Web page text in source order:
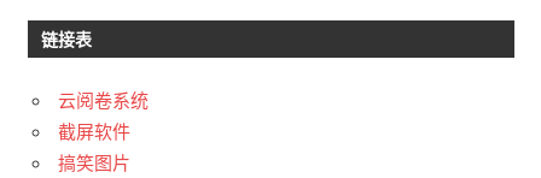
链接表
云阅卷系统
截屏软件
搞笑图片